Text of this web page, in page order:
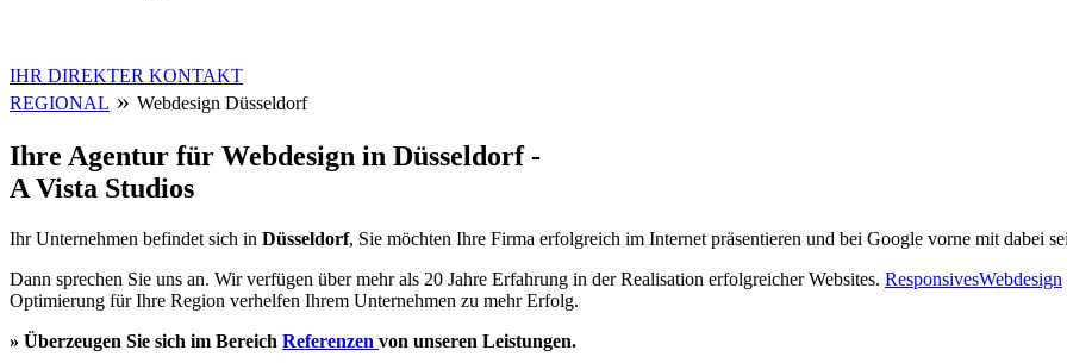
IHR DIREKTER KONTAKT
REGIONAL » Webdesign Düsseldorf
Ihre Agentur für Webdesign in Düsseldorf -
A Vista Studios
Ihr Unternehmen befindet sich in Düsseldorf, Sie möchten Ihre Firma erfolgreich im Internet präsentieren und bei Google vorne mit dabei
Dann sprechen Sie uns an. Wir verfügen über mehr als 20 Jahre Erfahrung in der Realisation erfolgreicher Websites. ResponsivesWebdesign
Optimierung für Ihre Region verhelfen Ihrem Unternehmen zu mehr Erfolg.
» Überzeugen Sie sich im Bereich Referenzen von unseren Leistungen.